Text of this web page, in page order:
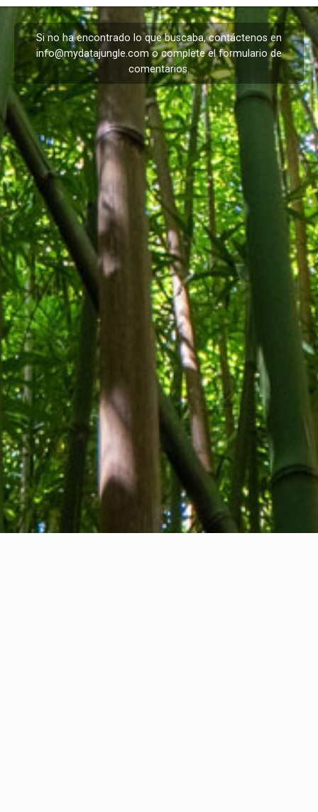
Si no ha encontrado lo que buscaba, contáctenos en
info@mydatajungle.como complete el formulario de
comentarios